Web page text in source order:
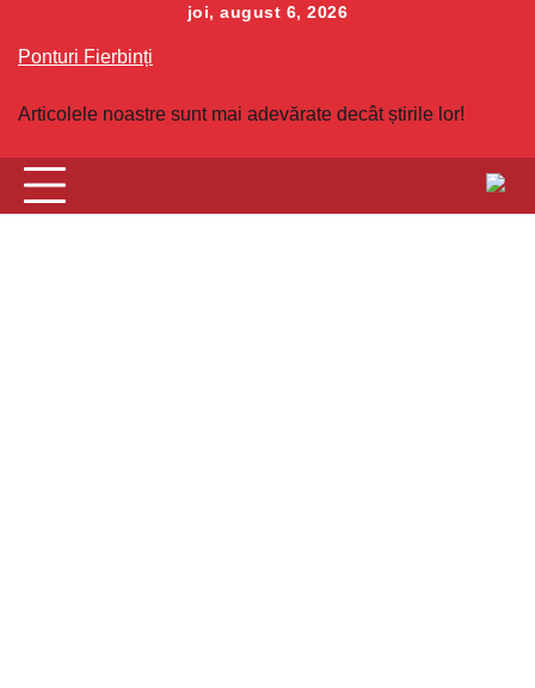
content
joi, august 6, 2026
Ponturi Fierbinți
Articolele noastre sunt mai adevărate decât știrile lor!